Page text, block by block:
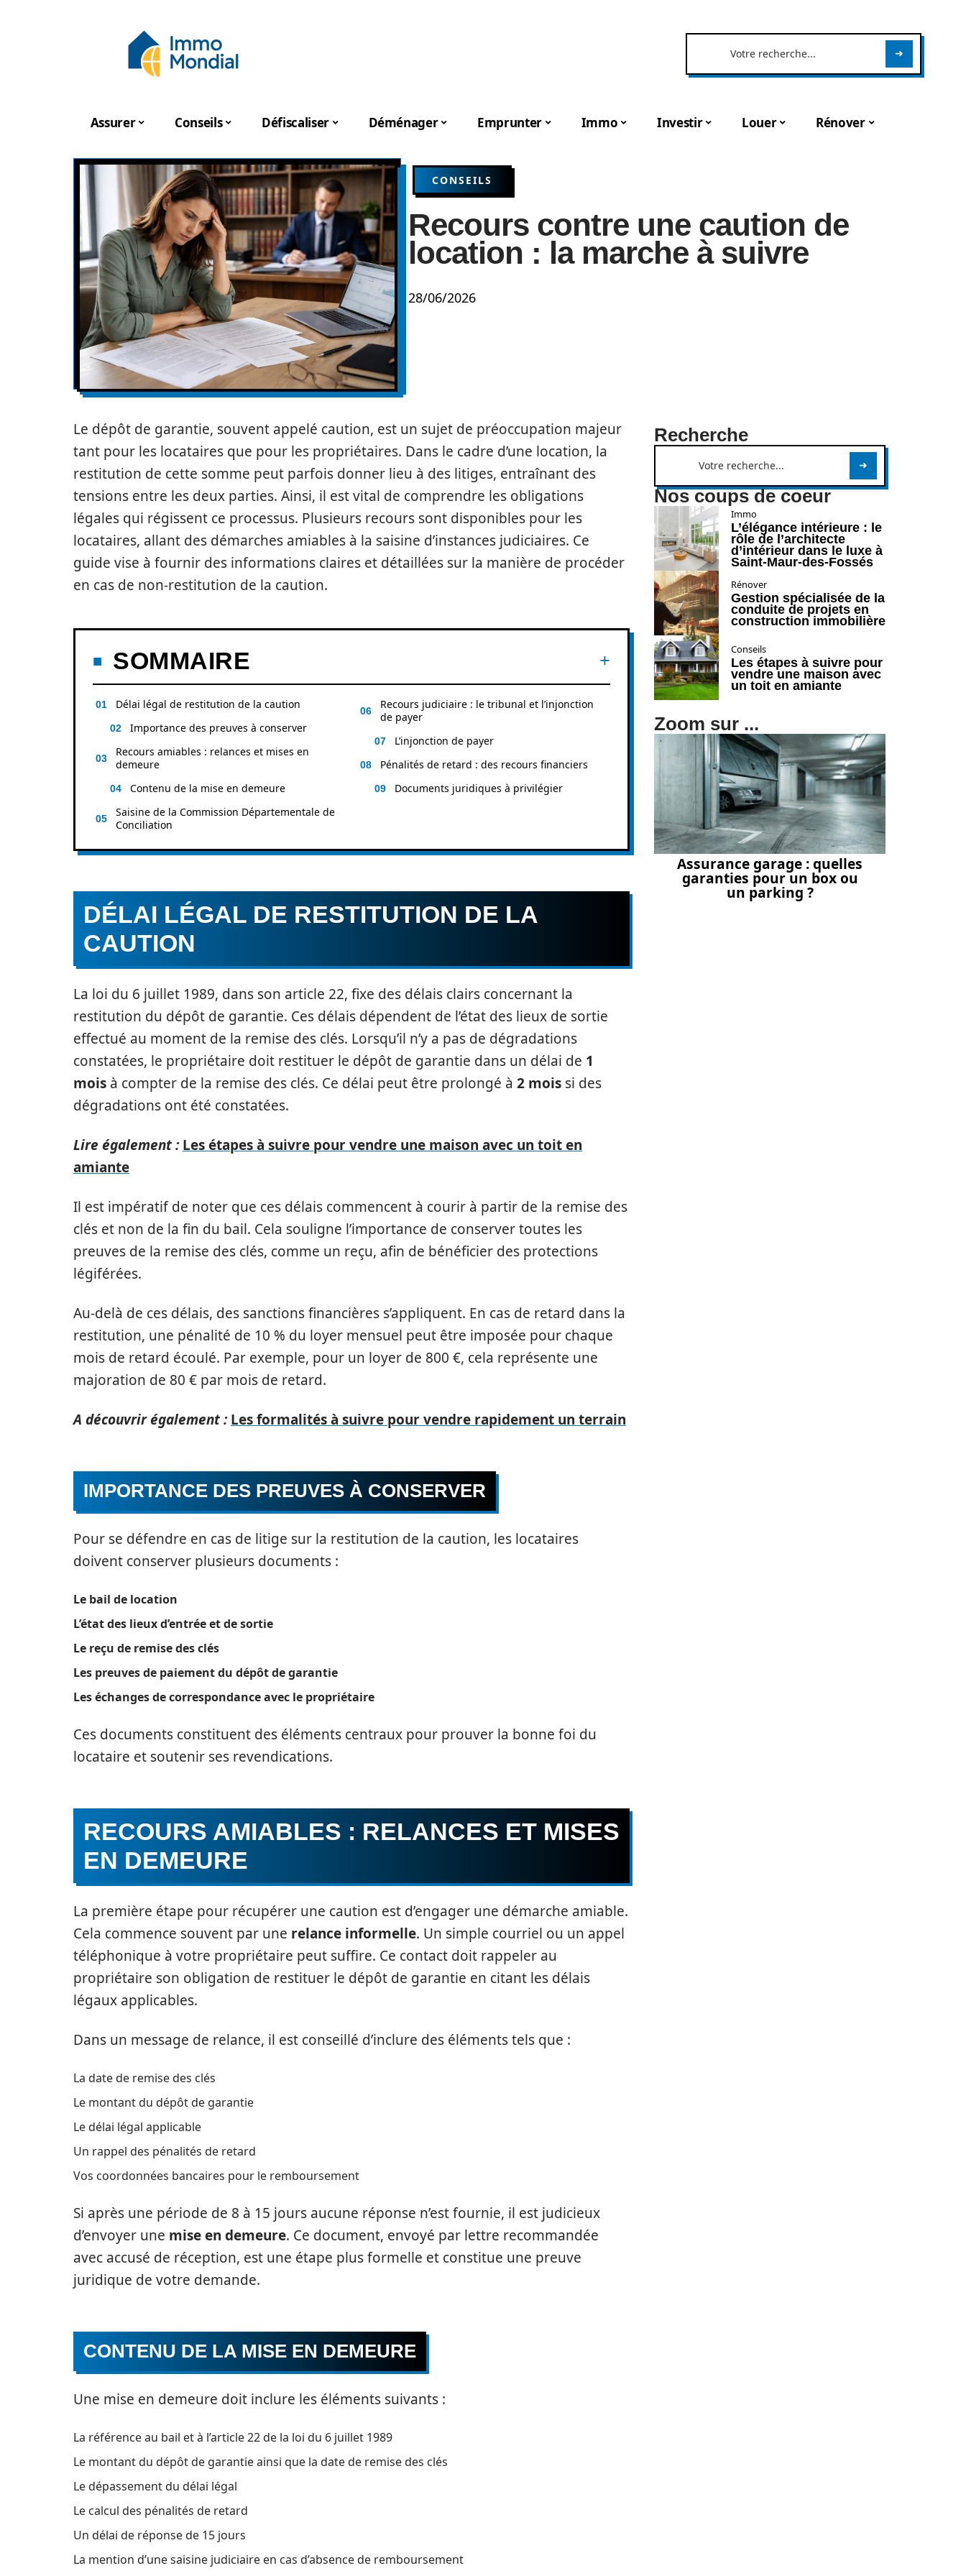
Assurer Conseils Défiscaliser Déménager Emprunter Immo Investir Louer Rénover
CONSEILS
Recours contre une caution de
location : la marche à suivre
28/06/2026
Le dépôt de garantie, souvent appelé caution, est un sujet de préoccupation majeur
tant pour les locataires que pour les propriétaires. Dans le cadre d’une location, la
restitution de cette somme peut parfois donner lieu à des litiges, entraînant des
tensions entre les deux parties. Ainsi, il est vital de comprendre les obligations
légales qui régissent ce processus. Plusieurs recours sont disponibles pour les
locataires, allant des démarches amiables à la saisine d’instances judiciaires. Ce
guide vise à fournir des informations claires et détaillées sur la manière de procéder
en cas de non-restitution de la caution.
SOMMAIRE
Délai légal de restitution de la caution
Importance des preuves à conserver
Recours amiables : relances et mises en
demeure
Contenu de la mise en demeure
Saisine de la Commission Départementale de
Conciliation
Recours judiciaire : le tribunal et l’injonction
de payer
L’injonction de payer
Pénalités de retard : des recours financiers
Documents juridiques à privilégier
DÉLAI LÉGAL DE RESTITUTION DE LA
CAUTION
La loi du 6 juillet 1989, dans son article 22, fixe des délais clairs concernant la
restitution du dépôt de garantie. Ces délais dépendent de l’état des lieux de sortie
effectué au moment de la remise des clés. Lorsqu’il n’y a pas de dégradations
constatées, le propriétaire doit restituer le dépôt de garantie dans un délai de 1
mois à compter de la remise des clés. Ce délai peut être prolongé à 2 mois si des
dégradations ont été constatées.
Lire également : Les étapes à suivre pour vendre une maison avec un toit en
amiante
Il est impératif de noter que ces délais commencent à courir à partir de la remise des
clés et non de la fin du bail. Cela souligne l’importance de conserver toutes les
preuves de la remise des clés, comme un reçu, afin de bénéficier des protections
légiférées.
Au-delà de ces délais, des sanctions financières s’appliquent. En cas de retard dans la
restitution, une pénalité de 10 % du loyer mensuel peut être imposée pour chaque
mois de retard écoulé. Par exemple, pour un loyer de 800 €, cela représente une
majoration de 80 € par mois de retard.
A découvrir également : Les formalités à suivre pour vendre rapidement un terrain
IMPORTANCE DES PREUVES À CONSERVER
Pour se défendre en cas de litige sur la restitution de la caution, les locataires
doivent conserver plusieurs documents :
Le bail de location
L’état des lieux d’entrée et de sortie
Le reçu de remise des clés
Les preuves de paiement du dépôt de garantie
Les échanges de correspondance avec le propriétaire
Ces documents constituent des éléments centraux pour prouver la bonne foi du
locataire et soutenir ses revendications.
RECOURS AMIABLES : RELANCES ET MISES
EN DEMEURE
La première étape pour récupérer une caution est d’engager une démarche amiable.
Cela commence souvent par une relance informelle. Un simple courriel ou un appel
téléphonique à votre propriétaire peut suffire. Ce contact doit rappeler au
propriétaire son obligation de restituer le dépôt de garantie en citant les délais
légaux applicables.
Dans un message de relance, il est conseillé d’inclure des éléments tels que :
La date de remise des clés
Le montant du dépôt de garantie
Le délai légal applicable
Un rappel des pénalités de retard
Vos coordonnées bancaires pour le remboursement
Si après une période de 8 à 15 jours aucune réponse n’est fournie, il est judicieux
d’envoyer une mise en demeure. Ce document, envoyé par lettre recommandée
avec accusé de réception, est une étape plus formelle et constitue une preuve
juridique de votre demande.
CONTENU DE LA MISE EN DEMEURE
Une mise en demeure doit inclure les éléments suivants :
La référence au bail et à l’article 22 de la loi du 6 juillet 1989
Le montant du dépôt de garantie ainsi que la date de remise des clés
Le dépassement du délai légal
Le calcul des pénalités de retard
Un délai de réponse de 15 jours
La mention d’une saisine judiciaire en cas d’absence de remboursement
Recherche
Nos coups de coeur
Immo
L’élégance intérieure : le
rôle de l’architecte
d’intérieur dans le luxe à
Saint-Maur-des-Fossés
Rénover
Gestion spécialisée de la
conduite de projets en
construction immobilière
Conseils
Les étapes à suivre pour
vendre une maison avec
un toit en amiante
Zoom sur ...
Assurance garage : quelles
garanties pour un box ou
un parking ?